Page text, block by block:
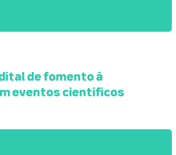
de fomento à
eventos científicos